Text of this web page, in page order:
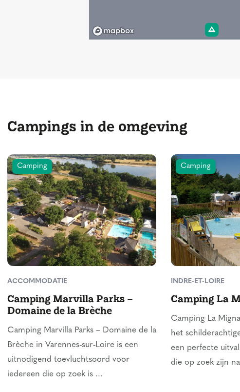
Campings in de omgeving
Camping
ACCOMMODATIE
Camping Marvilla Parks –
Domaine de la Brèche
Camping Marvilla Parks – Domaine de la
Brèche in Varennes-sur-Loire is een
uitnodigend toevluchtsoord voor
iedereen die op zoek is ...
Camping
INDRE-ET-LOIRE
Camping La
Camping La
het
een perfecte
die op zoek zijn